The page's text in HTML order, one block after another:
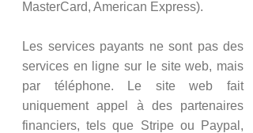
MasterCard, American Express).
Les services payants ne sont pas des
services en ligne sur le site web, mais
par téléphone. Le site web fait
uniquement appel à des partenaires
financiers, tels que Stripe ou Paypal,